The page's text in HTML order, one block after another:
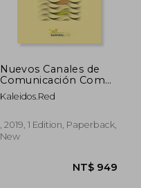
Nuevos Canales de
Comunicación Como
Herramientas de
Participación e
(Biblioteconomía y
Administración
Kaleidos.Red
, 2019, 1 Edition, Paperback,
New